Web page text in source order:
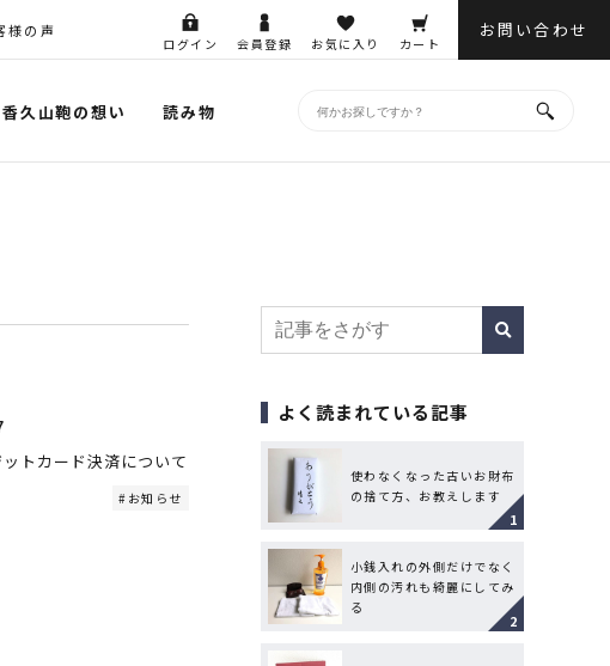
様の声
ログイン 会員登録 お気に入り カート
お問い合わせ
香久山鞄の想い 読み物
トカード決済について
お知らせ
よく読まれている記事
使わなくなった古いお財布
の捨て方、お教えします
小銭入れの外側だけでなく
内側の汚れも綺麗にしてみ
る